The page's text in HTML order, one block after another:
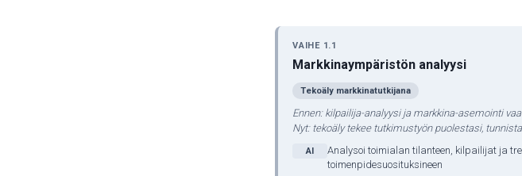
VAIHE 1.1
Markkinaympäristön analyysi
Tekoäly markkinatutkijana
Ennen: kilpailija-analyysi ja markkina-asemointi
Nyt: tekoäly tekee tutkimustyön puolestasi,
AI
Analysoi toimialan tilanteen, kilpailijat ja
toimenpidesuosituksineen